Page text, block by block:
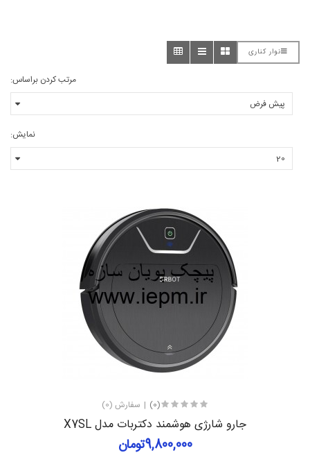
نوار کناری
مرتب کردن براساس:
نمایش:
(0) سفارش (0)
جارو شارژی هوشمند دکتربات مدل X7SL
9,800,000تومان